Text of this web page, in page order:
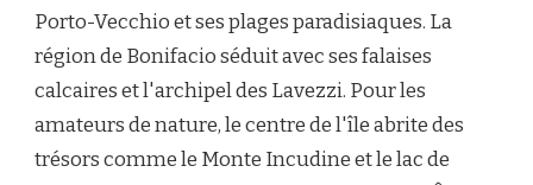
Porto-Vecchio et ses plages paradisiaques. La
région de Bonifacio séduit avec ses falaises
calcaires et l'archipel des Lavezzi. Pour les
amateurs de nature, le centre de l'île abrite des
trésors comme le Monte Incudine et le lac de